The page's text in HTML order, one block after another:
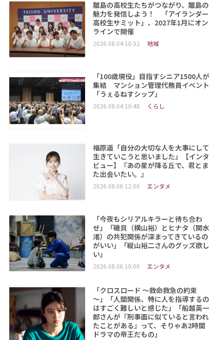
離島の高校生たちがつながり、離島の
魅力を発信しよう！ 「アイランダー
高校生サミット」、2027年1月にオン
ラインで開催
2026.08.04 10:52 地域
「100歳現役」目指すシニア1500人が
集結 マンション管理代務員イベント
「うぇるねすシップ」
2026.08.04 10:48 くらし
福原遥「自分の大切な人を大事にして
生きていこうと思いました」【インタ
ビュー】『あの星が降る丘で、君とま
た出会いたい。』
2026.08.06 12:00 エンタメ
「今夜もシリアルキラーと待ち合わ
せ」「磯貝（横山裕）とヒナタ（関水
渚）の共犯関係が深まってきているの
がいい」「縦山裕二さんのグッズ欲し
い」
2026.08.06 10:00 エンタメ
「クロスロード ～救命救急の約束
～」「人間関係、特に人を指導するの
はすごく難しいと感じた」「船越英一
郎さんが『刑事面に似ていると言われ
たことがある』って、そりゃあ2時間
ドラマの帝王だもの」